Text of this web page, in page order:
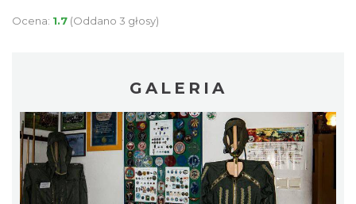
Ocena: 1.7 (Oddano 3 głosy)
GALERIA